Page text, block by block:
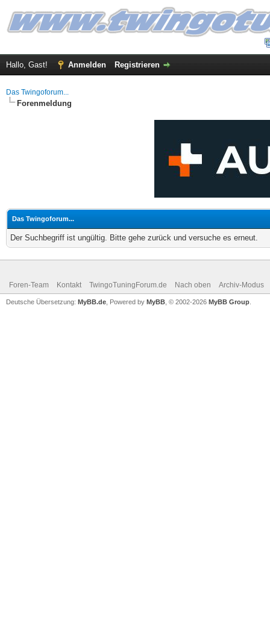
Hallo, Gast! Anmelden Registrieren
Das Twingoforum...
Forenmeldung
Das Twingoforum...
Der Suchbegriff ist ungültig. Bitte gehe zurück und versuche es erneut.
Foren-Team Kontakt TwingoTuningForum.de Nach oben Archiv-Modus
Deutsche Übersetzung: MyBB.de , Powered by MyBB , © 2002-2026 MyBB Group